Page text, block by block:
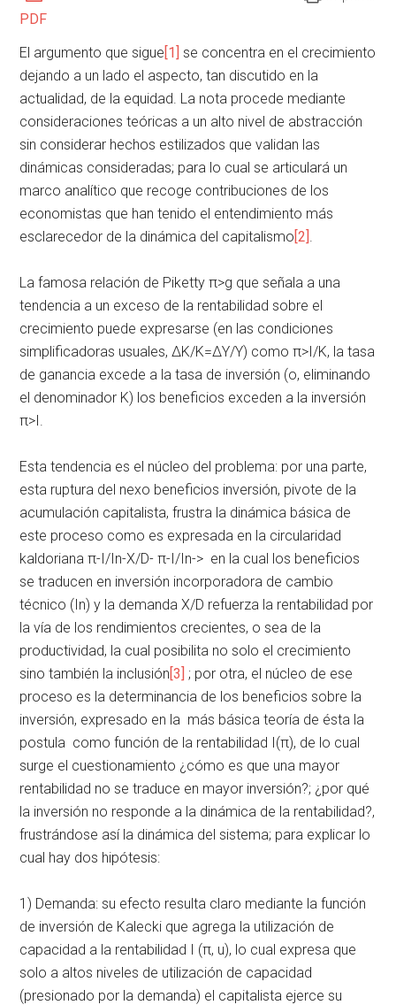
PDF
El argumento que sigue[1] se concentra en el crecimiento
dejando a un lado el aspecto, tan discutido en la
actualidad, de la equidad. La nota procede mediante
consideraciones teóricas a un alto nivel de abstracción
sin considerar hechos estilizados que validan las
dinámicas consideradas; para lo cual se articulará un
marco analítico que recoge contribuciones de los
economistas que han tenido el entendimiento más
esclarecedor de la dinámica del capitalismo[2]
La famosa relación de Piketty π>g que señala a una
tendencia a un exceso de la rentabilidad sobre el
crecimiento puede expresarse (en las condiciones
simplificadoras usuales, ∆K/K=∆Y/Y) como π>I/K, la tasa
de ganancia excede a la tasa de inversión (o, eliminando
el denominador K) los beneficios exceden a la inversión
π>I.
Esta tendencia es el núcleo del problema: por una parte,
esta ruptura del nexo beneficios inversión, pivote de la
acumulación capitalista, frustra la dinámica básica de
este proceso como es expresada en la circularidad
kaldoriana π-I/In-X/D- π-I/In-> en la cual los beneficios
se traducen en inversión incorporadora de cambio
técnico (In) y la demanda X/D refuerza la rentabilidad por
la vía de los rendimientos crecientes, o sea de la
productividad, la cual posibilita no solo el crecimiento
sino también la inclusión[3] ; por otra, el núcleo de ese
proceso es la determinancia de los beneficios sobre la
inversión, expresado en la más básica teoría de ésta la
postula como función de la rentabilidad I(π), de lo cual
surge el cuestionamiento ¿cómo es que una mayor
rentabilidad no se traduce en mayor inversión?; ¿por qué
la inversión no responde a la dinámica de la rentabilidad?,
frustrándose así la dinámica del sistema; para explicar lo
cual hay dos hipótesis:
1) Demanda: su efecto resulta claro mediante la función
de inversión de Kalecki que agrega la utilización de
capacidad a la rentabilidad I (π, u), lo cual expresa que
solo a altos niveles de utilización de capacidad
(presionado por la demanda) el capitalista ejerce su